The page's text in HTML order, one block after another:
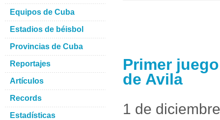
Primer
de Avila
1 de
Equipos de Cuba
Estadios de béisbol
Provincias de Cuba
Reportajes
Artículos
Records
Estadísticas